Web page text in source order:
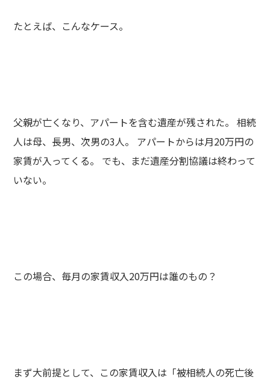
たとえば、こんなケース。
父親が亡くなり、アパートを含む遺産が残された。 相続
人は母、長男、次男の3人。 アパートからは月20万円の
家賃が入ってくる。 でも、まだ遺産分割協議は終わって
いない。
この場合、毎月の家賃収入20万円は誰のもの？
まず大前提として、この家賃収入は「被相続人の死亡後